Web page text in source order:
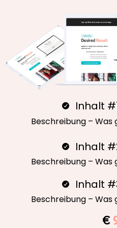
Inhalt
Beschreibung –
Inhalt
Beschreibung –
Inhalt
Beschreibung –
€